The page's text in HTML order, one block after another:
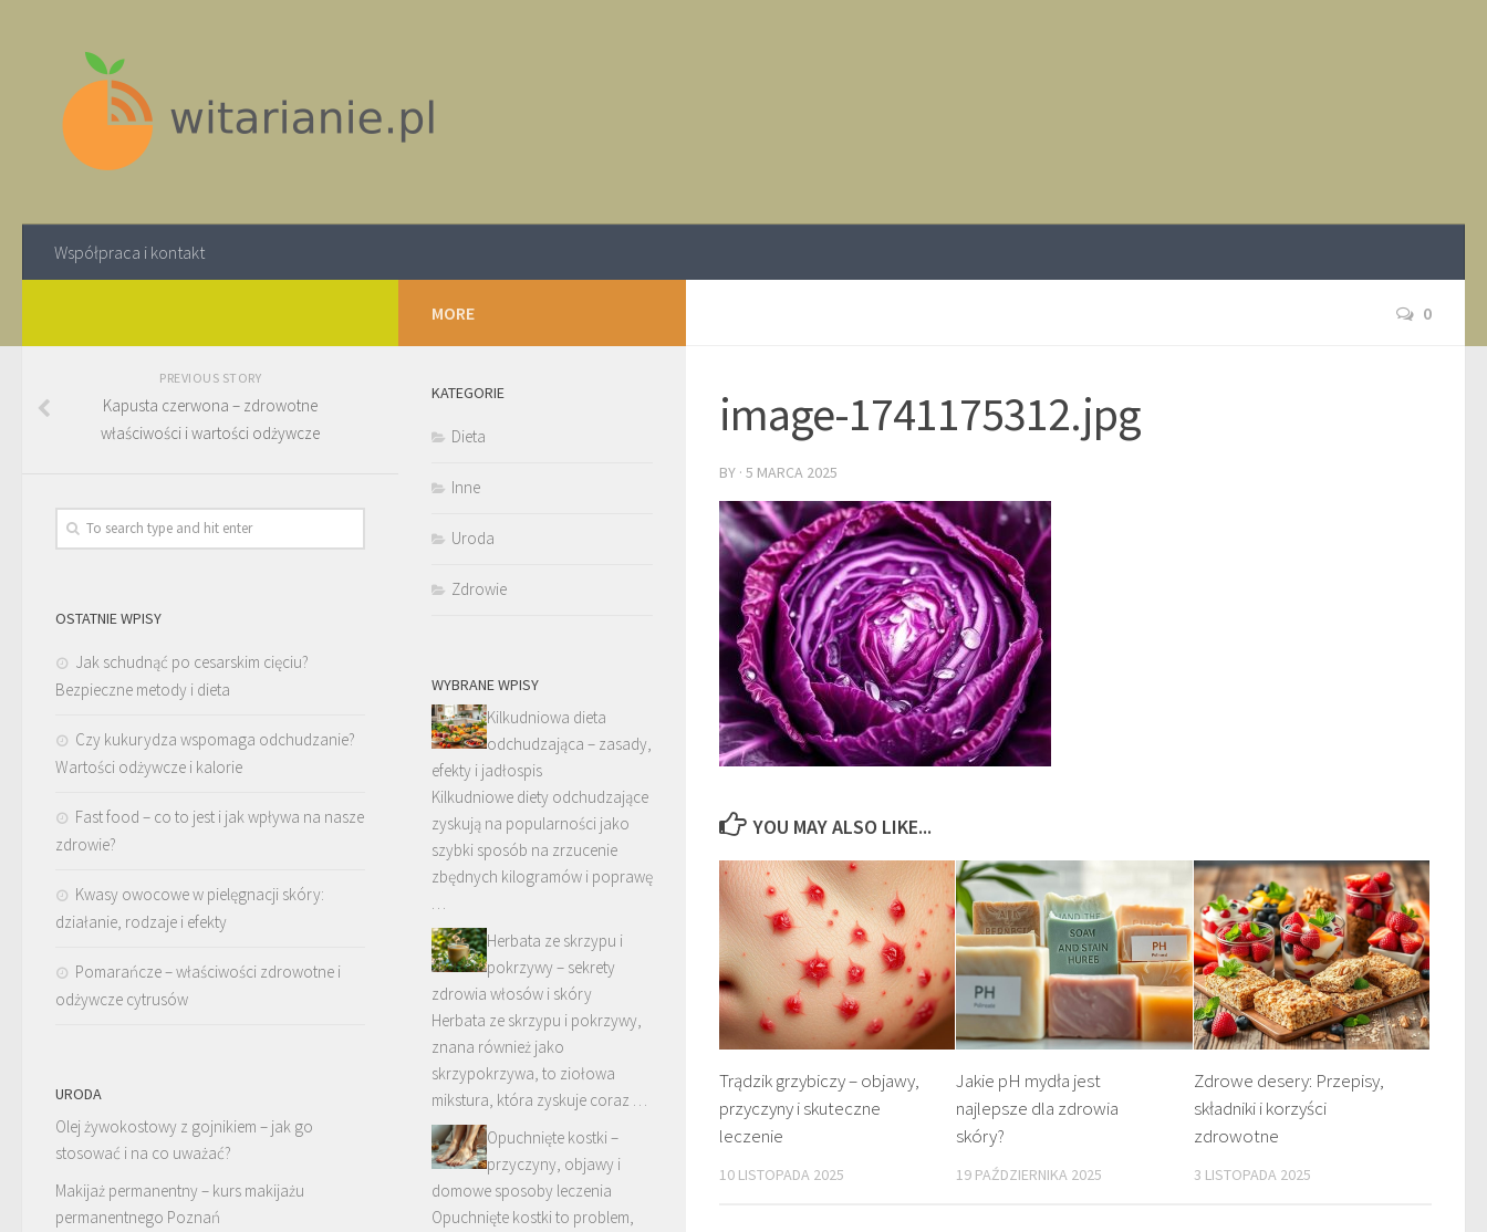
Współpraca i kontakt
0
image-1741175312.jpg
BY · 5 MARCA 2025
YOU MAY ALSO LIKE...
Trądzik grzybiczy – objawy,
przyczyny i skuteczne
leczenie
10 LISTOPADA 2025
Jakie pH mydła jest
najlepsze dla zdrowia
skóry?
19 PAŹDZIERNIKA 2025
Zdrowe desery: Przepisy,
składniki i korzyści
zdrowotne
3 LISTOPADA 2025
PREVIOUS STORY
Kapusta czerwona – zdrowotne
właściwości i wartości odżywcze
OSTATNIE WPISY
Jak schudnąć po cesarskim cięciu?
Bezpieczne metody i dieta
Czy kukurydza wspomaga odchudzanie?
Wartości odżywcze i kalorie
Fast food – co to jest i jak wpływa na nasze
zdrowie?
Kwasy owocowe w pielęgnacji skóry:
działanie, rodzaje i efekty
Pomarańcze – właściwości zdrowotne i
odżywcze cytrusów
URODA
Olej żywokostowy z gojnikiem – jak go
stosować i na co uważać?
Makijaż permanentny – kurs makijażu
permanentnego Poznań
MORE
KATEGORIE
Dieta
Inne
Uroda
Zdrowie
WYBRANE WPISY
Kilkudniowa dieta
odchudzająca – zasady,
efekty i jadłospis
Kilkudniowe diety odchudzające
zyskują na popularności jako
szybki sposób na zrzucenie
zbędnych kilogramów i poprawę
…
Herbata ze skrzypu i
pokrzywy – sekrety
zdrowia włosów i skóry
Herbata ze skrzypu i pokrzywy,
znana również jako
skrzypokrzywa, to ziołowa
mikstura, która zyskuje coraz …
Opuchnięte kostki –
przyczyny, objawy i
domowe sposoby leczenia
Opuchnięte kostki to problem,